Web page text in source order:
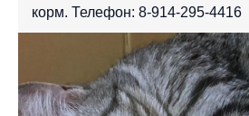
корм. Телефон: 8-914-295-4416